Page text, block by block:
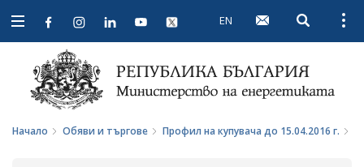
Open
navigation
EN Open
Начало Обяви и търгове Профил на купувача до 15.04.2016 г.